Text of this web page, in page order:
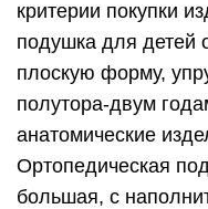
критерии покупки
подушка для детей
плоскую форму,
полутора-двум
анатомические
Ортопедическая
большая, с